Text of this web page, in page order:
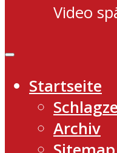
Video
Startseite
Archiv